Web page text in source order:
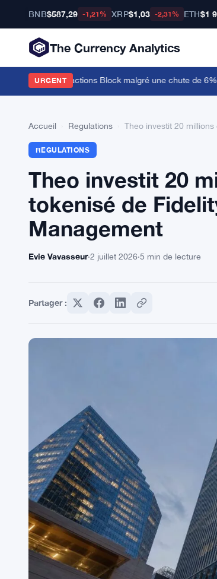
BNB$587,29 -1,21% XRP$1,03 -2,31% ETH$1
The Currency Analytics
URGENT
de dollars en actions Block malgré une chute de 6%·
Accueil Regulations Theo investit 20
REGULATIONS
Theo investit 20
tokenisé de
Management
Evie Vavasseur·2 juillet 2026·5 min de lecture
Partager :